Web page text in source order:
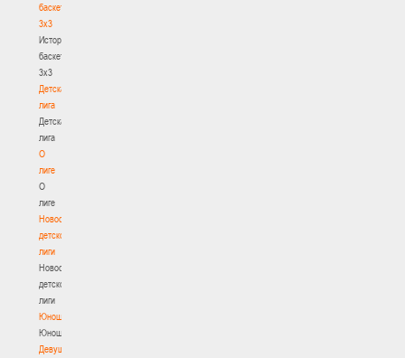
баскетбола
3х3
История
баскетбола
3х3
Детская
лига
Детская
лига
О
лиге
О
лиге
Новости
детской
лиги
Новости
детской
лиги
Юноши
Юноши
Девушки